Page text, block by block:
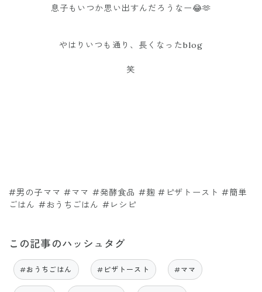
息子もいつか思い出すんだろうなー😂🫶
やはりいつも通り、長くなったblog
笑
#男の子ママ #ママ #発酵食品 #麹 #ピザトースト #簡単
ごはん #おうちごはん #レシピ
この記事のハッシュタグ
#おうちごはん #ピザトースト #ママ